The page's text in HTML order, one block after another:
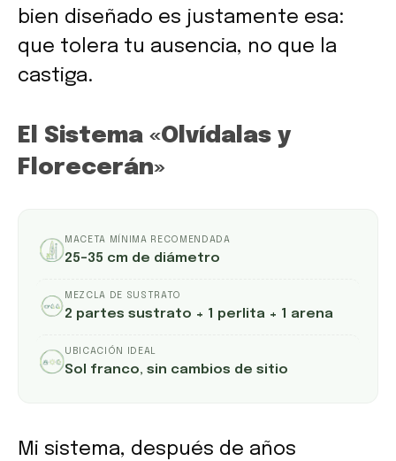
bien diseñado es justamente esa:
que tolera tu ausencia, no que la
castiga.
El Sistema «Olvídalas y
Florecerán»
MACETA MÍNIMA RECOMENDADA
25–35 cm de diámetro
MEZCLA DE SUSTRATO
2 partes sustrato + 1 perlita + 1 arena
UBICACIÓN IDEAL
Sol franco, sin cambios de sitio
Mi sistema, después de años